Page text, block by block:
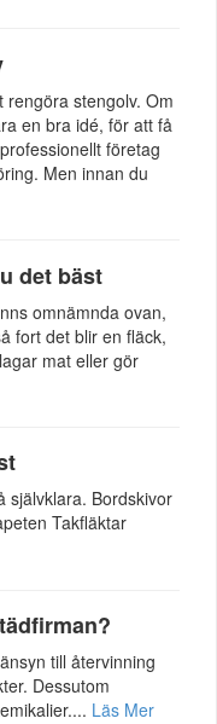
stengolv. Om
en bra idé, för att få
företag
Men innan du
det bäst
omnämnda ovan,
fort det blir en fläck,
mat eller gör
självklara. Bordskivor
Takfläktar
till återvinning
Dessutom
Läs Mer